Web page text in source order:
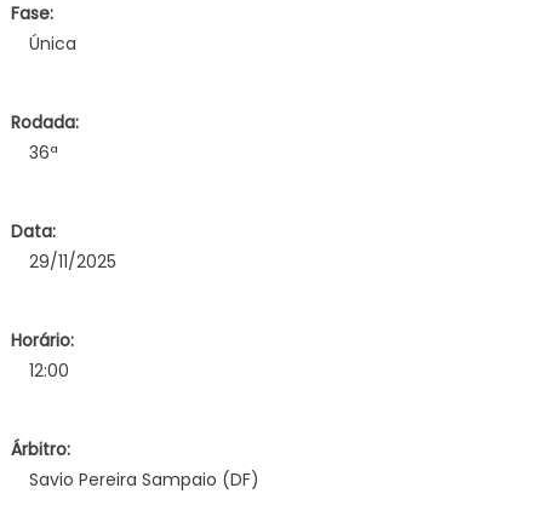
Fase:
Única
Rodada:
36ª
Data:
29/11/2025
Horário:
12:00
Árbitro:
Savio Pereira Sampaio (DF)